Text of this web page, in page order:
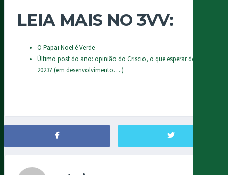
LEIA MAIS NO 3VV:
O Papai Noel é Verde
Último post do ano: opinião do Criscio, o que esperar de
2023? (em desenvolvimento….)